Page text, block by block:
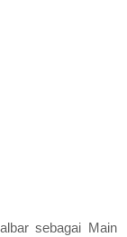
sebagai Main